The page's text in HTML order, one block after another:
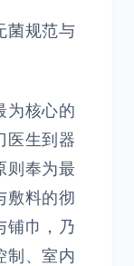
菌规范与
为核心的
医生到器
则奉为最
敷料的彻
铺巾，乃
制、室内